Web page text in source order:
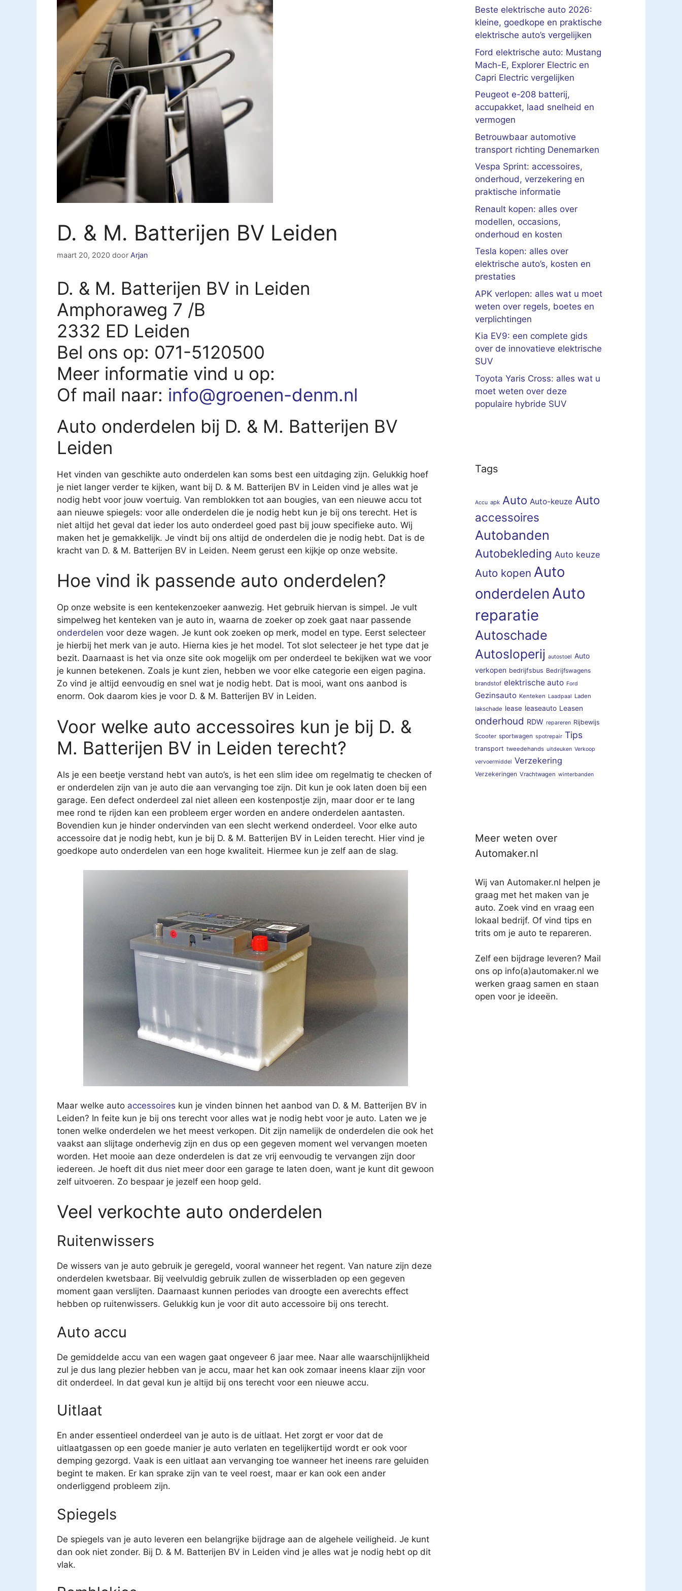
D. & M. Batterijen BV Leiden
maart 20, 2020 door Arjan
D. & M. Batterijen BV in Leiden
Amphoraweg 7 /B
2332 ED Leiden
Bel ons op: 071-5120500
Meer informatie vind u op:
Of mail naar: info@groenen-denm.nl
Auto onderdelen bij D. & M. Batterijen BV
Leiden
Het vinden van geschikte auto onderdelen kan soms best een uitdaging zijn. Gelukkig hoef
je niet langer verder te kijken, want bij D. & M. Batterijen BV in Leiden vind je alles wat je
nodig hebt voor jouw voertuig. Van remblokken tot aan bougies, van een nieuwe accu tot
aan nieuwe spiegels: voor alle onderdelen die je nodig hebt kun je bij ons terecht. Het is
niet altijd het geval dat ieder los auto onderdeel goed past bij jouw specifieke auto. Wij
maken het je gemakkelijk. Je vindt bij ons altijd de onderdelen die je nodig hebt. Dat is de
kracht van D. & M. Batterijen BV in Leiden. Neem gerust een kijkje op onze website.
Hoe vind ik passende auto onderdelen?
Op onze website is een kentekenzoeker aanwezig. Het gebruik hiervan is simpel. Je vult
simpelweg het kenteken van je auto in, waarna de zoeker op zoek gaat naar passende
onderdelen voor deze wagen. Je kunt ook zoeken op merk, model en type. Eerst selecteer
je hierbij het merk van je auto. Hierna kies je het model. Tot slot selecteer je het type dat je
bezit. Daarnaast is het via onze site ook mogelijk om per onderdeel te bekijken wat we voor
je kunnen betekenen. Zoals je kunt zien, hebben we voor elke categorie een eigen pagina.
Zo vind je altijd eenvoudig en snel wat je nodig hebt. Dat is mooi, want ons aanbod is
enorm. Ook daarom kies je voor D. & M. Batterijen BV in Leiden.
Voor welke auto accessoires kun je bij D. &
M. Batterijen BV in Leiden terecht?
Als je een beetje verstand hebt van auto’s, is het een slim idee om regelmatig te checken of
er onderdelen zijn van je auto die aan vervanging toe zijn. Dit kun je ook laten doen bij een
garage. Een defect onderdeel zal niet alleen een kostenpostje zijn, maar door er te lang
mee rond te rijden kan een probleem erger worden en andere onderdelen aantasten.
Bovendien kun je hinder ondervinden van een slecht werkend onderdeel. Voor elke auto
accessoire dat je nodig hebt, kun je bij D. & M. Batterijen BV in Leiden terecht. Hier vind je
goedkope auto onderdelen van een hoge kwaliteit. Hiermee kun je zelf aan de slag.
Maar welke auto accessoires kun je vinden binnen het aanbod van D. & M. Batterijen BV in
Leiden? In feite kun je bij ons terecht voor alles wat je nodig hebt voor je auto. Laten we je
tonen welke onderdelen we het meest verkopen. Dit zijn namelijk de onderdelen die ook het
vaakst aan slijtage onderhevig zijn en dus op een gegeven moment wel vervangen moeten
worden. Het mooie aan deze onderdelen is dat ze vrij eenvoudig te vervangen zijn door
iedereen. Je hoeft dit dus niet meer door een garage te laten doen, want je kunt dit gewoon
zelf uitvoeren. Zo bespaar je jezelf een hoop geld.
Veel verkochte auto onderdelen
Ruitenwissers
De wissers van je auto gebruik je geregeld, vooral wanneer het regent. Van nature zijn deze
onderdelen kwetsbaar. Bij veelvuldig gebruik zullen de wisserbladen op een gegeven
moment gaan verslijten. Daarnaast kunnen periodes van droogte een averechts effect
hebben op ruitenwissers. Gelukkig kun je voor dit auto accessoire bij ons terecht.
Auto accu
De gemiddelde accu van een wagen gaat ongeveer 6 jaar mee. Naar alle waarschijnlijkheid
zul je dus lang plezier hebben van je accu, maar het kan ook zomaar ineens klaar zijn voor
dit onderdeel. In dat geval kun je altijd bij ons terecht voor een nieuwe accu.
Uitlaat
En ander essentieel onderdeel van je auto is de uitlaat. Het zorgt er voor dat de
uitlaatgassen op een goede manier je auto verlaten en tegelijkertijd wordt er ook voor
demping gezorgd. Vaak is een uitlaat aan vervanging toe wanneer het ineens rare geluiden
begint te maken. Er kan sprake zijn van te veel roest, maar er kan ook een ander
onderliggend probleem zijn.
Spiegels
De spiegels van je auto leveren een belangrijke bijdrage aan de algehele veiligheid. Je kunt
dan ook niet zonder. Bij D. & M. Batterijen BV in Leiden vind je alles wat je nodig hebt op dit
vlak.
Beste elektrische auto 2026:
kleine, goedkope en praktische
elektrische auto’s vergelijken
Ford elektrische auto: Mustang
Mach-E, Explorer Electric en
Capri Electric vergelijken
Peugeot e-208 batterij,
accupakket, laad snelheid en
vermogen
Betrouwbaar automotive
transport richting Denemarken
Vespa Sprint: accessoires,
onderhoud, verzekering en
praktische informatie
Renault kopen: alles over
modellen, occasions,
onderhoud en kosten
Tesla kopen: alles over
elektrische auto’s, kosten en
prestaties
APK verlopen: alles wat u moet
weten over regels, boetes en
verplichtingen
Kia EV9: een complete gids
over de innovatieve elektrische
SUV
Toyota Yaris Cross: alles wat u
moet weten over deze
populaire hybride SUV
Tags
Accu apk Auto Auto-keuze Auto
accessoires
Autobanden
Autobekleding Auto keuze
Auto kopen Auto
onderdelen Auto
reparatie
Autoschade
Autosloperij autostoel Auto
verkopen bedrijfsbus Bedrijfswagens
brandstof elektrische auto Ford
Gezinsauto Kenteken Laadpaal Laden
lakschade lease leaseauto Leasen
onderhoud RDW repareren Rijbewijs
Scooter sportwagen spotrepair Tips
transport tweedehands uitdeuken Verkoop
vervoermiddel Verzekering
Verzekeringen Vrachtwagen winterbanden
Meer weten over
Automaker.nl
Wij van Automaker.nl helpen je
graag met het maken van je
auto. Zoek vind en vraag een
lokaal bedrijf. Of vind tips en
trits om je auto te repareren.
Zelf een bijdrage leveren? Mail
ons op info(a)automaker.nl we
werken graag samen en staan
open voor je ideeën.